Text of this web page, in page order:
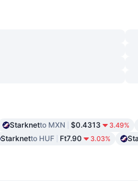
Starknetto MXN $0.4313 3.49%
Starknetto HUF Ft7.90 3.03%